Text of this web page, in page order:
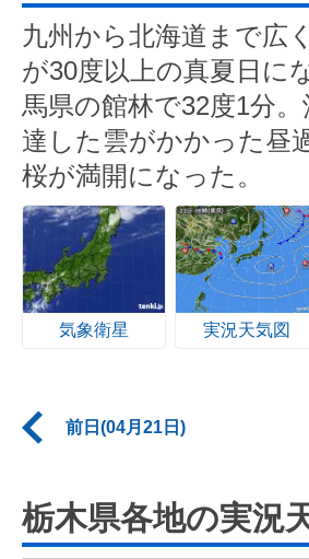
九州から北海道まで広
が30度以上の真夏日に
馬県の館林で32度1分
達した雲がかかった昼
桜が満開になった。
気象衛星 実況天気図
前日(04月21日)
栃木県各地の実況